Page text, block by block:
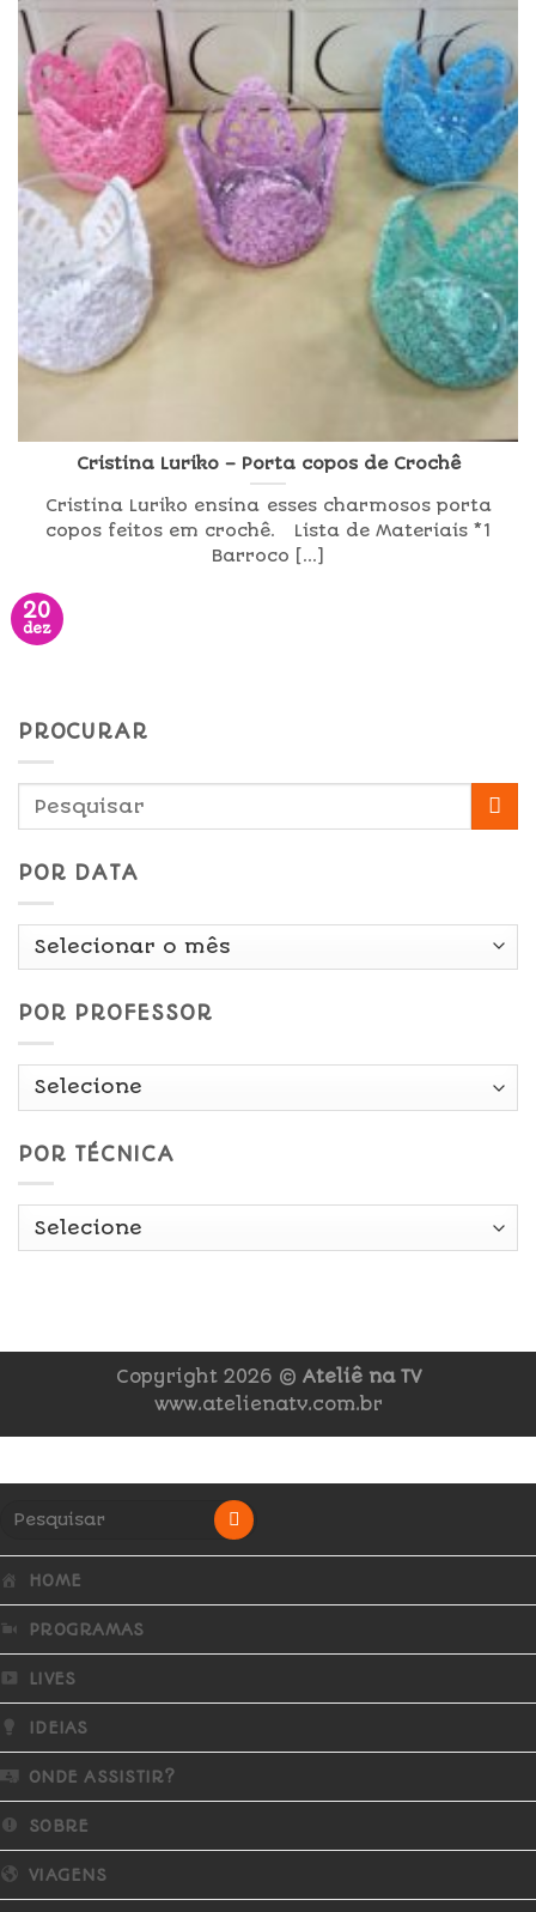
Cristina Luriko – Porta copos de Crochê
Cristina Luriko ensina esses charmosos porta
copos feitos em crochê. Lista de Materiais *1
Barroco [...]
20
dez
PROCURAR
POR DATA
Por
POR PROFESSOR
POR TÉCNICA
Copyright 2026 © Ateliê na TV
www.atelienatv.com.br
HOME
PROGRAMAS
LIVES
IDEIAS
ONDE ASSISTIR?
SOBRE
VIAGENS